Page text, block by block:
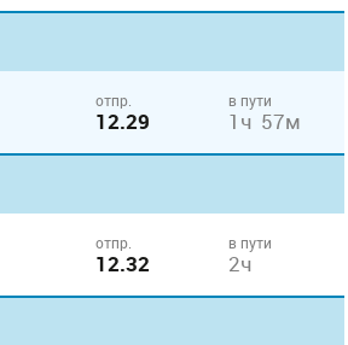
отпр.
12.29
в пути
1ч 57м
отпр.
12.32
в пути
2ч